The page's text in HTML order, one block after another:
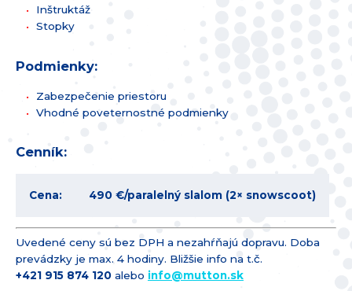
Inštruktáž
Stopky
Podmienky:
Zabezpečenie priestoru
Vhodné poveternostné podmienky
Cenník:
Cena: 490 €/paralelný slalom (2× snowscoot)
Uvedené ceny sú bez DPH a nezahŕňajú dopravu. Doba
prevádzky je max. 4 hodiny. Bližšie info na t.č.
+421 915 874 1­20 alebo info@mutton.sk